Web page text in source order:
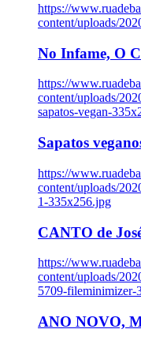
https://
content/uploads/
No Infame, O
https://
content/uploads/
sapatos-vegan-
Sapatos
https://
content/uploads/
1-335x256.jpg
CANTO de
https://
content/uploads/
5709-fileminimizer-
ANO NOVO,